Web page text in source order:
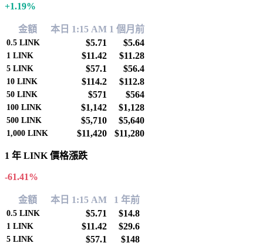
+1.19%
金額 本日 1:15 AM 1 個月前
0.5 LINK $5.71 $5.64
1 LINK $11.42 $11.28
5 LINK $57.1 $56.4
10 LINK $114.2 $112.8
50 LINK $571 $564
100 LINK $1,142 $1,128
500 LINK $5,710 $5,640
1,000 LINK $11,420 $11,280
1 年 LINK 價格漲跌
-61.41%
金額 本日 1:15 AM 1 年前
0.5 LINK $5.71 $14.8
1 LINK $11.42 $29.6
5 LINK $57.1 $148